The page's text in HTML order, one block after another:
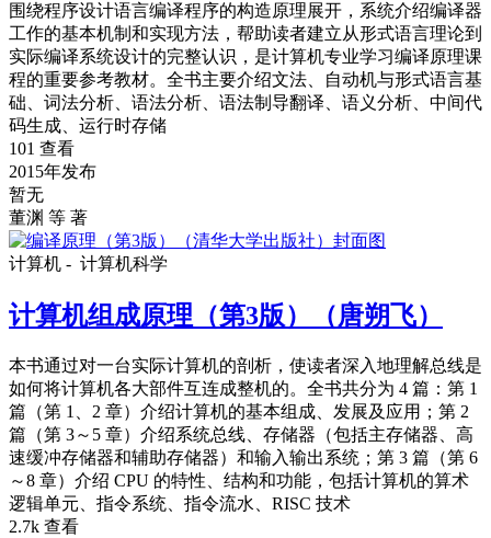
围绕程序设计语言编译程序的构造原理展开，系统介绍编译器
工作的基本机制和实现方法，帮助读者建立从形式语言理论到
实际编译系统设计的完整认识，是计算机专业学习编译原理课
程的重要参考教材。全书主要介绍文法、自动机与形式语言基
础、词法分析、语法分析、语法制导翻译、语义分析、中间代
码生成、运行时存储
101 查看
2015年发布
暂无
董渊 等 著
计算机 - 计算机科学
计算机组成原理（第3版）（唐朔飞）
本书通过对一台实际计算机的剖析，使读者深入地理解总线是
如何将计算机各大部件互连成整机的。全书共分为 4 篇：第 1
篇（第 1、2 章）介绍计算机的基本组成、发展及应用；第 2
篇（第 3～5 章）介绍系统总线、存储器（包括主存储器、高
速缓冲存储器和辅助存储器）和输入输出系统；第 3 篇（第 6
～8 章）介绍 CPU 的特性、结构和功能，包括计算机的算术
逻辑单元、指令系统、指令流水、RISC 技术
2.7k 查看